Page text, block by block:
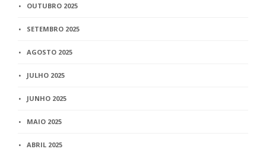
OUTUBRO 2025
SETEMBRO 2025
AGOSTO 2025
JULHO 2025
JUNHO 2025
MAIO 2025
ABRIL 2025